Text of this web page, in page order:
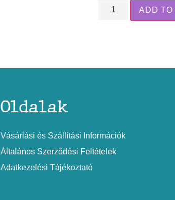
ADD TO
Oldalak
Vásárlási és Szállítási Információk
Általános Szerződési Feltételek
Adatkezelési Tájékoztató